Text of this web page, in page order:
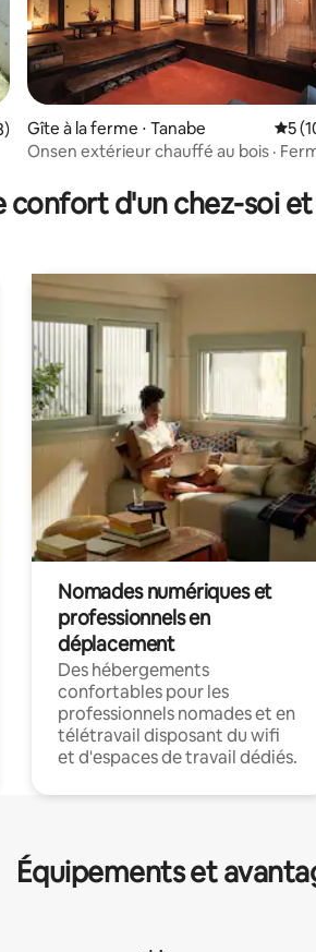
sur la base de 588
Gîte à la ferme ⋅ Tanabe
5
Onsen extérieur chauffé au bois ·
confort d'un chez-soi
Nomades numériques et
professionnels en
déplacement
Des hébergements
confortables pour les
professionnels nomades et en
télétravail disposant du wifi
et d'espaces de travail dédiés.
Équipements et